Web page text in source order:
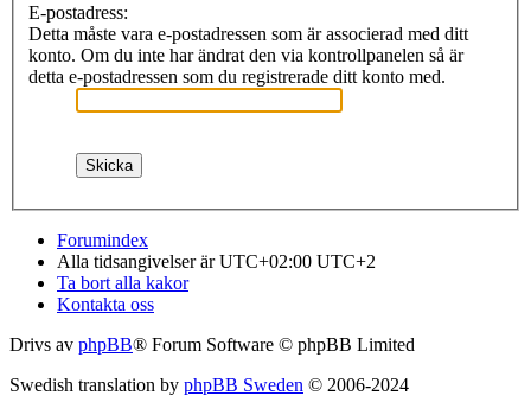
E-postadress:
Detta måste vara e-postadressen som är associerad med ditt
konto. Om du inte har ändrat den via kontrollpanelen så är
detta e-postadressen som du registrerade ditt konto med.
Forumindex
Alla tidsangivelser är UTC+02:00 UTC+2
Ta bort alla kakor
Kontakta oss
Drivs av phpBB® Forum Software © phpBB Limited
Swedish translation by phpBB Sweden © 2006-2024